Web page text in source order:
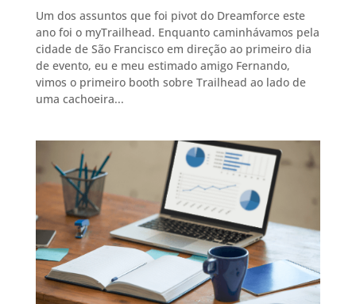
Um dos assuntos que foi pivot do Dreamforce este
ano foi o myTrailhead. Enquanto caminhávamos pela
cidade de São Francisco em direção ao primeiro dia
de evento, eu e meu estimado amigo Fernando,
vimos o primeiro booth sobre Trailhead ao lado de
uma cachoeira...